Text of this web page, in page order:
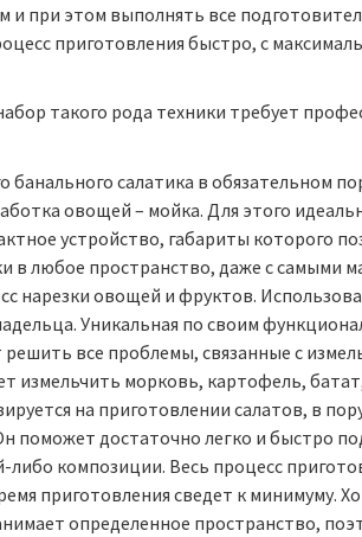
и при этом выполнять все
приготовления быстро, с
такого рода техники требует
банального салатика в обязательном
овощей – мойка. Для этого
устройство, габариты которого
в любое пространство, даже с самыми
нарезки овощей и фруктов.
Уникальная по своим
все проблемы, связанные с
измельчить морковь, картофель,
на приготовлении салатов, в
поможет достаточно легко и быстро
либо композиции. Весь процесс
приготовления сведет к минимуму.
определенное пространство,